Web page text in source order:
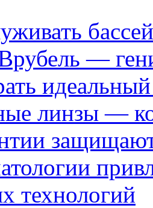
—
линзы —
технологий